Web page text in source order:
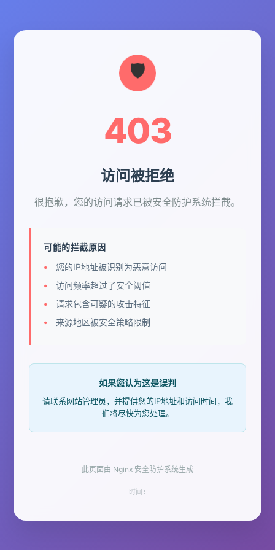
403
访问被拒绝
很抱歉，您的访问请求已被安全防护系统拦截。
可能的拦截原因
您的IP地址被识别为恶意访问
访问频率超过了安全阈值
请求包含可疑的攻击特征
来源地区被安全策略限制
如果您认为这是误判
请联系网站管理员，并提供您的IP地址和访问时间，我
们将尽快为您处理。
此页面由 Nginx 安全防护系统生成
时间: